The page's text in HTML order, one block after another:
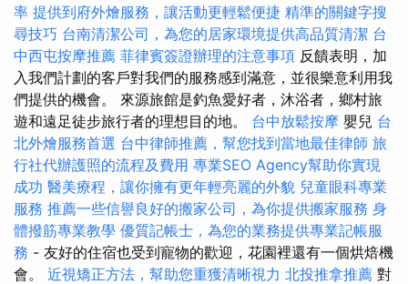
率 提供到府外燴服務，讓活動更輕鬆便捷 精準的關鍵字搜
尋技巧 台南清潔公司，為您的居家環境提供高品質清潔 台
中西屯按摩推薦 菲律賓簽證辦理的注意事項 反饋表明，加
入我們計劃的客戶對我們的服務感到滿意，並很樂意利用我
們提供的機會。 來源旅館是釣魚愛好者，沐浴者，鄉村旅
遊和遠足徒步旅行者的理想目的地。 台中放鬆按摩 嬰兒 台
北外燴服務首選 台中律師推薦，幫您找到當地最佳律師 旅
行社代辦護照的流程及費用 專業SEO Agency幫助你實現
成功 醫美療程，讓你擁有更年輕亮麗的外貌 兒童眼科專業
服務 推薦一些信譽良好的搬家公司，為你提供搬家服務 身
體撥筋專業教學 優質記帳士，為您的業務提供專業記帳服
務 - 友好的住宿也受到寵物的歡迎，花園裡還有一個烘焙機
會。 近視矯正方法，幫助您重獲清晰視力 北投推拿推薦 對